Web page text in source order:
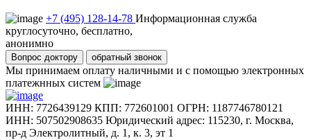
+7 (495) 128-14-78 Информационная служба
круглосуточно, бесплатно,
анонимно
Вопрос доктору обратный звонок
Мы принимаем оплату наличными и с помощью электронных
платежнных систем
ИНН: 7726439129 КПП: 772601001 ОГРН: 1187746780121
ИНН: 507502908635 Юридический адрес: 115230, г. Москва,
пр-д Электролитный, д. 1, к. 3, эт 1